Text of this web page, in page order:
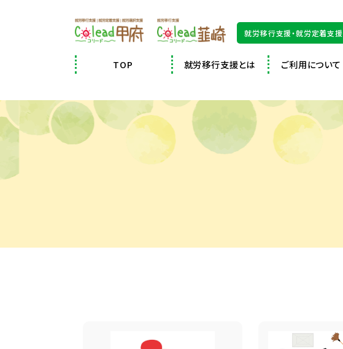
就労移行支援・就労定着支援
TOP 就労移行支援とは ご利用について